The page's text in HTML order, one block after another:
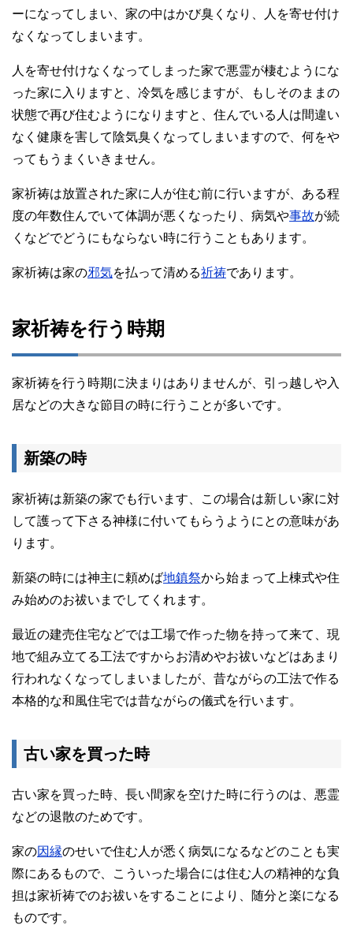
ーになってしまい、家の中はかび臭くなり、人を寄せ付け
なくなってしまいます。
人を寄せ付けなくなってしまった家で悪霊が棲むようにな
った家に入りますと、冷気を感じますが、もしそのままの
状態で再び住むようになりますと、住んでいる人は間違い
なく健康を害して陰気臭くなってしまいますので、何をや
ってもうまくいきません。
家祈祷は放置された家に人が住む前に行いますが、ある程
度の年数住んでいて体調が悪くなったり、病気や事故が続
くなどでどうにもならない時に行うこともあります。
家祈祷は家の邪気を払って清める祈祷であります。
家祈祷を行う時期
家祈祷を行う時期に決まりはありませんが、引っ越しや入
居などの大きな節目の時に行うことが多いです。
新築の時
家祈祷は新築の家でも行います、この場合は新しい家に対
して護って下さる神様に付いてもらうようにとの意味があ
ります。
新築の時には神主に頼めば地鎮祭から始まって上棟式や住
み始めのお祓いまでしてくれます。
最近の建売住宅などでは工場で作った物を持って来て、現
地で組み立てる工法ですからお清めやお祓いなどはあまり
行われなくなってしまいましたが、昔ながらの工法で作る
本格的な和風住宅では昔ながらの儀式を行います。
古い家を買った時
古い家を買った時、長い間家を空けた時に行うのは、悪霊
などの退散のためです。
家の因縁のせいで住む人が悉く病気になるなどのことも実
際にあるもので、こういった場合には住む人の精神的な負
担は家祈祷でのお祓いをすることにより、随分と楽になる
ものです。